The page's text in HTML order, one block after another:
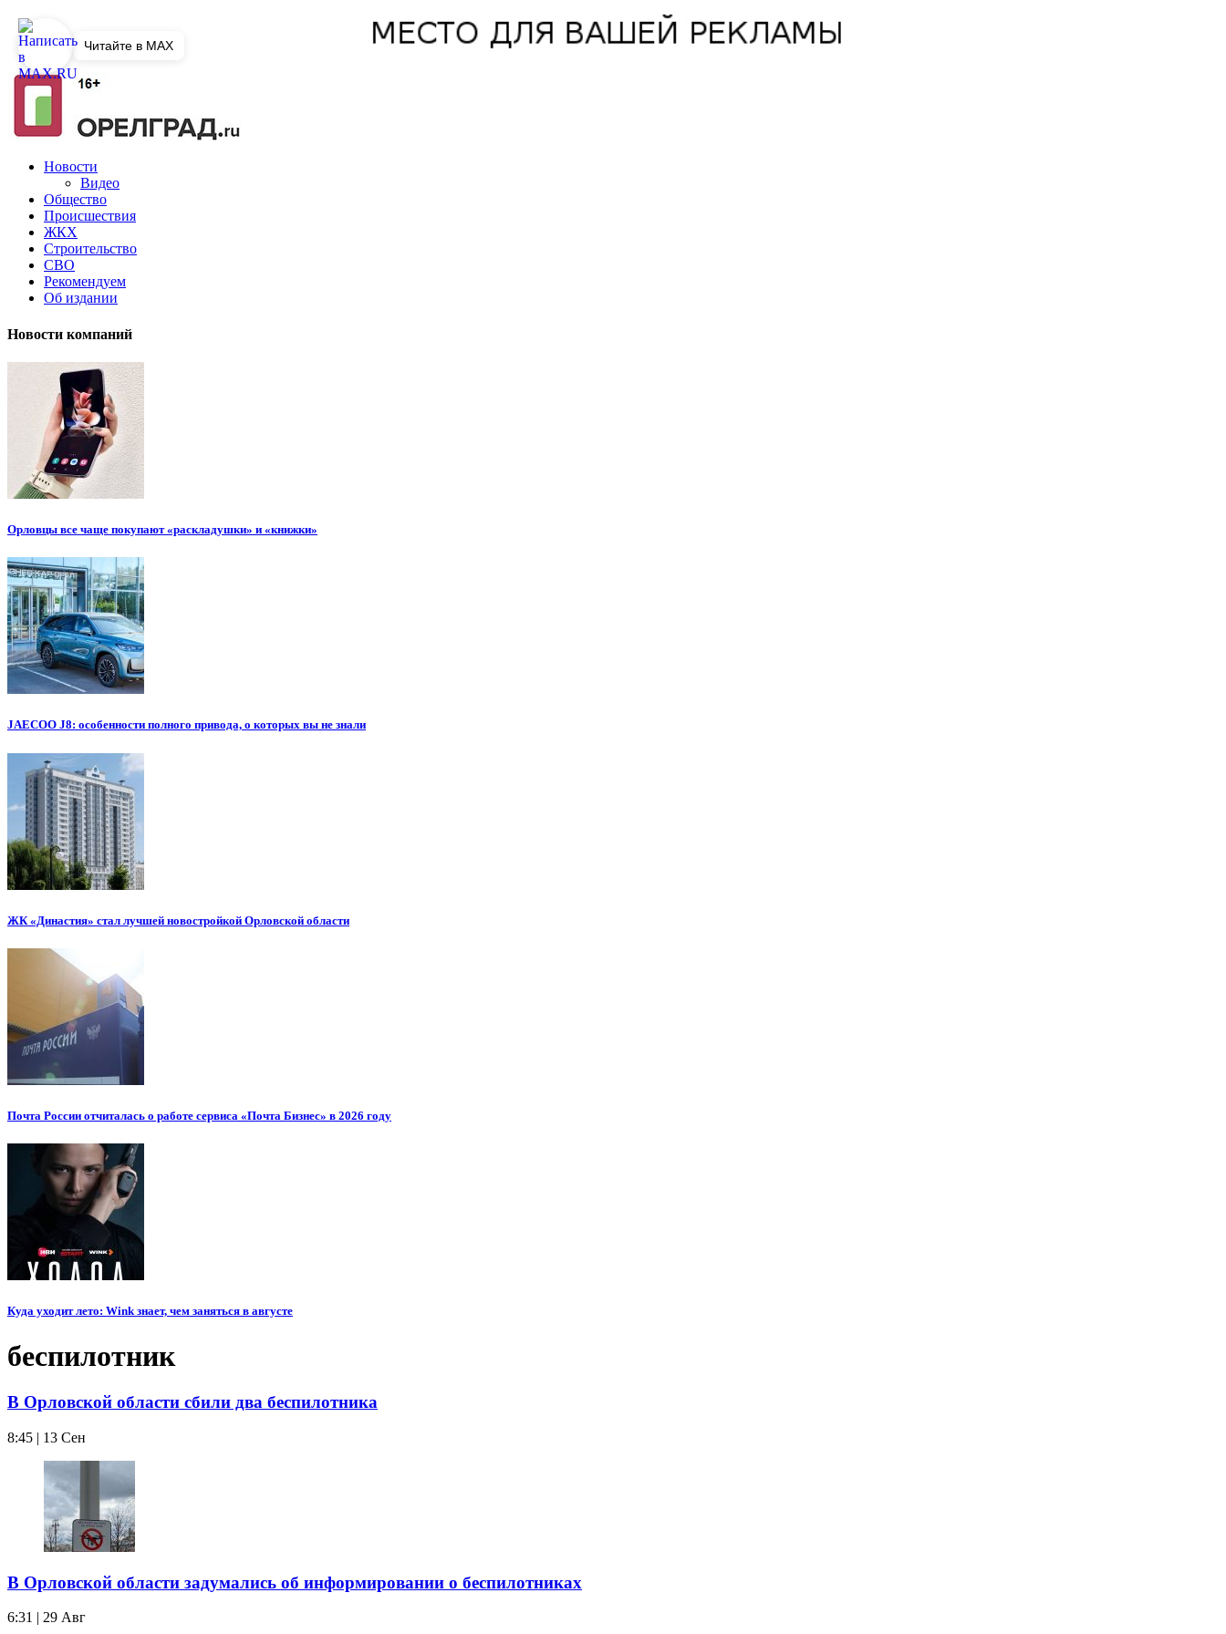
Новости
Видео
Общество
Происшествия
ЖКХ
Строительство
СВО
Рекомендуем
Об издании
Новости компаний
Орловцы все чаще покупают «раскладушки» и «книжки»
JAECOO J8: особенности полного привода, о которых вы не знали
ЖК «Династия» стал лучшей новостройкой Орловской области
Почта России отчиталась о работе сервиса «Почта Бизнес» в 2026 году
Куда уходит лето: Wink знает, чем заняться в августе
беспилотник
В Орловской области сбили два беспилотника
8:45 | 13 Сен
В Орловской области задумались об информировании о беспилотниках
6:31 | 29 Авг
Читайте в MAX